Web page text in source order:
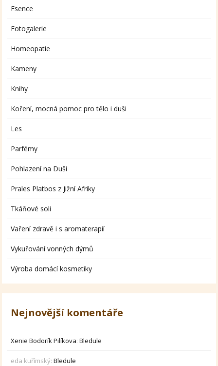
Esence
Fotogalerie
Homeopatie
Kameny
Knihy
Koření, mocná pomoc pro tělo i duši
Les
Parfémy
Pohlazení na Duši
Prales Platbos z Jižní Afriky
Tkáňové soli
Vaření zdravě i s aromaterapií
Vykuřování vonných dýmů
Výroba domácí kosmetiky
Nejnovější komentáře
Xenie Bodorík Pilíkova:Bledule
eda kuřímský:Bledule